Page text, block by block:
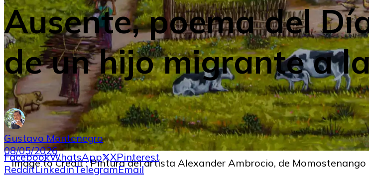
Ausente, poema del
de un hijo migrante a
Gustavo Montenegro
08/05/2026
Image to Credit : Pintura del artista Alexander Ambrocio, de Momostenango
FacebookWhatsApp XPinterest
RedditLinkedinTelegramEmail